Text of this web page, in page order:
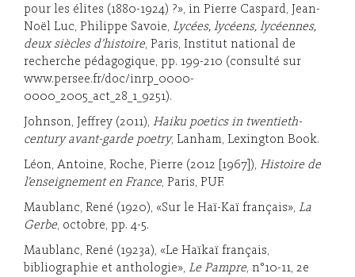
pour les élites (1880-1924) ?», in Pierre Caspard, Jean-
Noël Luc, Philippe Savoie, Lycées, lycéens, lycéennes,
deux siècles d’histoire, Paris, Institut national de
recherche pédagogique, pp. 199-210 (consulté sur
www.persee.fr/doc/inrp_0000-
0000_2005_act_28_1_9251).
Johnson, Jeffrey (2011), Haiku poetics in twentieth-
century avant-garde poetry, Lanham, Lexington Book.
Léon, Antoine, Roche, Pierre (2012 [1967]), Histoire de
l’enseignement en France, Paris, PUF.
Maublanc, René (1920), «Sur le Haï-Kaï français», La
Gerbe, octobre, pp. 4-5.
Maublanc, René (1923a), «Le Haïkaï français,
bibliographie et anthologie», Le Pampre, n°10-11, 2e